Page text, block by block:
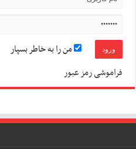
من را به خاطر بسپار
فراموشی رمز عبور